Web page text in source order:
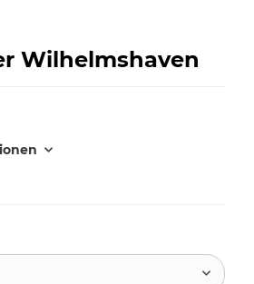
Wilhelmshaven